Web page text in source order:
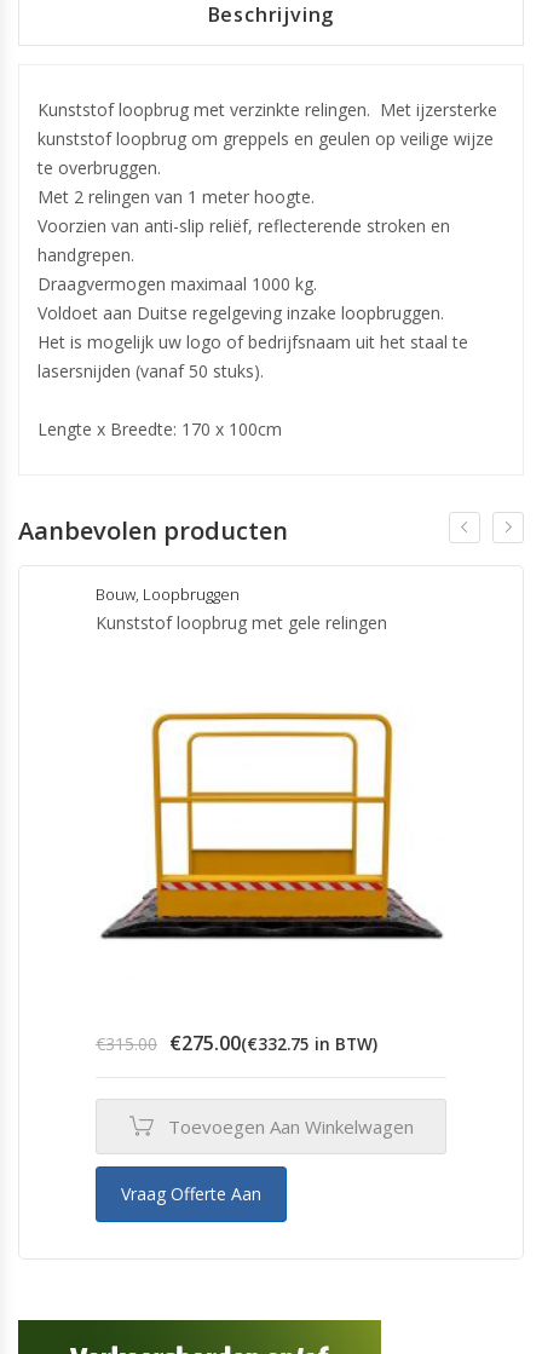
Beschrijving
Kunststof loopbrug met verzinkte relingen. Met ijzersterke
kunststof loopbrug om greppels en geulen op veilige wijze
te overbruggen.
Met 2 relingen van 1 meter hoogte.
Voorzien van anti-slip reliëf, reflecterende stroken en
handgrepen.
Draagvermogen maximaal 1000 kg.
Voldoet aan Duitse regelgeving inzake loopbruggen.
Het is mogelijk uw logo of bedrijfsnaam uit het staal te
lasersnijden (vanaf 50 stuks).
Lengte x Breedte: 170 x 100cm
Aanbevolen producten
Bouw, Loopbruggen
Kunststof loopbrug met gele relingen
€315.00 Oorspronkelijke
€275.00Huidige
(€332.75 in BTW)
Toevoegen Aan Winkelwagen
Vraag Offerte Aan